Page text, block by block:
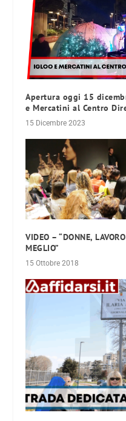
Apertura oggi 15
e Mercatini al Centro
15 Dicembre 2023
VIDEO – “DONNE,
MEGLIO”
15 Ottobre 2018